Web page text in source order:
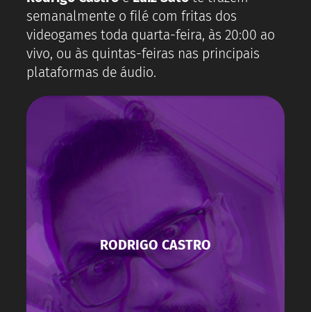
semanalmente o filé com fritas dos
videogames toda quarta-feira, às 20:00 ao
vivo, ou às quintas-feiras nas principais
plataformas de áudio.
RODRIGO CASTRO